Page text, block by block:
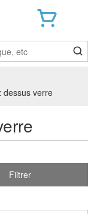
dessus verre
Filtrer